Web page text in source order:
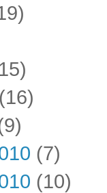
(16)
(7)
(10)